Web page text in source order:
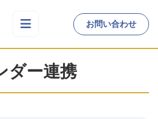
お問い合わせ
ダー連携